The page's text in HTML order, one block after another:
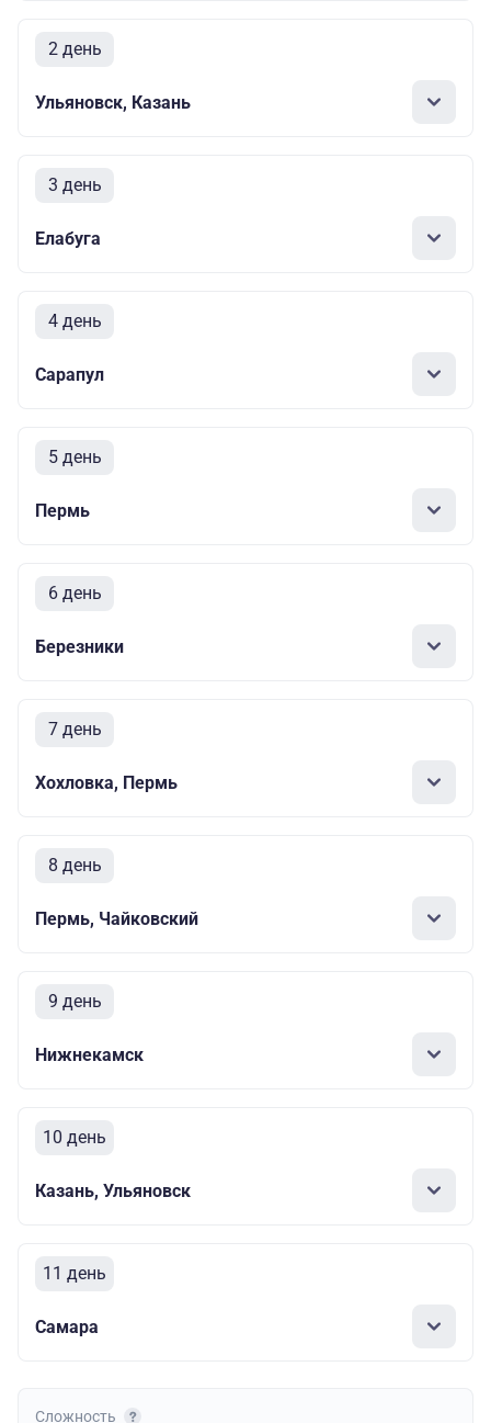
2 день
Ульяновск, Казань
3 день
Елабуга
4 день
Сарапул
5 день
Пермь
6 день
Березники
7 день
Хохловка, Пермь
8 день
Пермь, Чайковский
9 день
Нижнекамск
10 день
Казань, Ульяновск
11 день
Самара
Сложность